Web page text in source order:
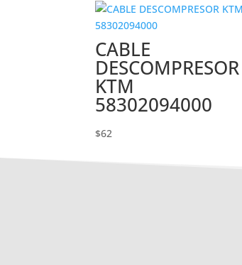
CABLE
DESCOMPRESOR
KTM
58302094000
$62